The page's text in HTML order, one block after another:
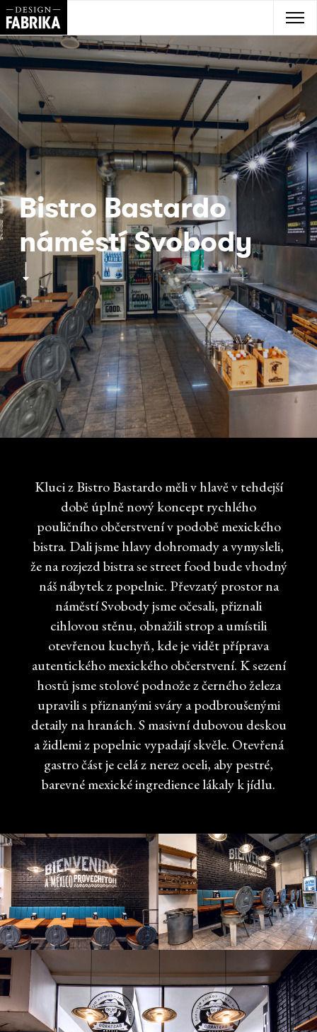
Bistro Bastardo
náměstí Svobody
Kluci z Bistro Bastardo měli v hlavě v tehdejší
době úplně nový koncept rychlého
pouličního občerstvení v podobě mexického
bistra. Dali jsme hlavy dohromady a vymysleli,
že na rozjezd bistra se street food bude vhodný
náš nábytek z popelnic. Převzatý prostor na
náměstí Svobody jsme očesali, přiznali
cihlovou stěnu, obnažili strop a umístili
otevřenou kuchyň, kde je vidět příprava
autentického mexického občerstvení. K sezení
hostů jsme stolové podnože z černého železa
upravili s přiznanými sváry a podbroušenými
detaily na hranách. S masivní dubovou deskou
a židlemi z popelnic vypadají skvěle. Otevřená
gastro část je celá z nerez oceli, aby pestré,
barevné mexické ingredience lákaly k jídlu.